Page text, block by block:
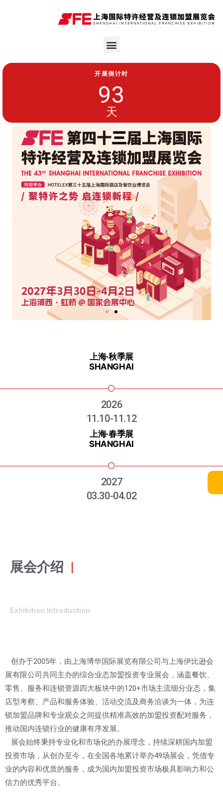
开展倒计时
93
天
上海·秋季展
SHANGHAI
2026
11.10-11.12
上海·春季展
SHANGHAI
2027
03.30-04.02
展会介绍 |
Exhibition Introduction
创办于2005年，由上海博华国际展览有限公司与上海伊比逊会
展有限公司共同主办的综合业态加盟投资专业展会，涵盖餐饮、
零售、服务和连锁资源四大板块中的120+市场主流细分业态，集
店型考察、产品和服务体验、活动交流及商务洽谈为一体，为连
锁加盟品牌和专业观众之间提供精准高效的加盟投资配对服务，
推动国内连锁行业的健康有序发展。
展会始终秉持专业化和市场化的办展理念，持续深耕国内加盟
投资市场，从创办至今，在全国各地累计举办49场展会，凭借专
业的内容和优质的服务，成为国内加盟投资市场极具影响力和公
信力的优秀平台。